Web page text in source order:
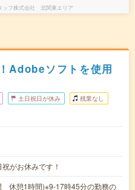
ッフ株式会社 北関東エリア
Adobeソフトを使用
土日祝日が休み 残業なし
がお休みです！
休憩1時間)※9-17時45分の勤務の